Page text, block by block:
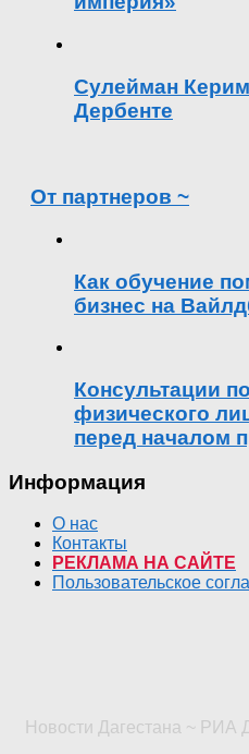
Сулейман
Дербенте
От партнеров ~
Как обучение
бизнес на
Консультации
физического
перед началом
Информация
О нас
Контакты
РЕКЛАМА НА САЙТЕ
Пользовательское
Новости Дагестана ~ РИА